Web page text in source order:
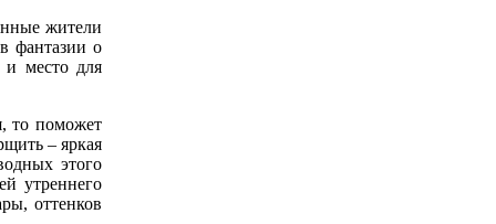
жители
фантазии о
и место для
то поможет
– яркая
этого
утреннего
оттенков